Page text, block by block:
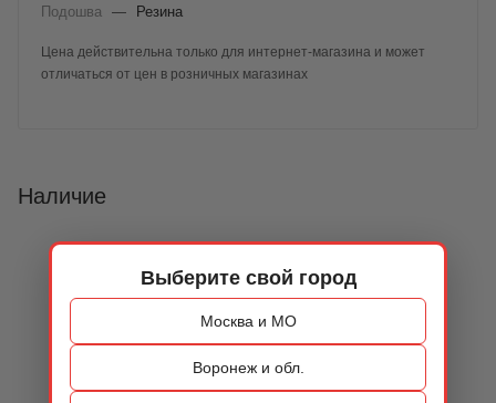
Выберите свой город
Москва и МО
Воронеж и обл.
Подошва
— Резина
Цена действительна только для интернет-магазина и может
отличаться от цен в розничных магазинах
Наличие